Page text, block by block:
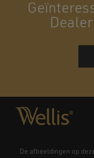
De afbeeldingen op